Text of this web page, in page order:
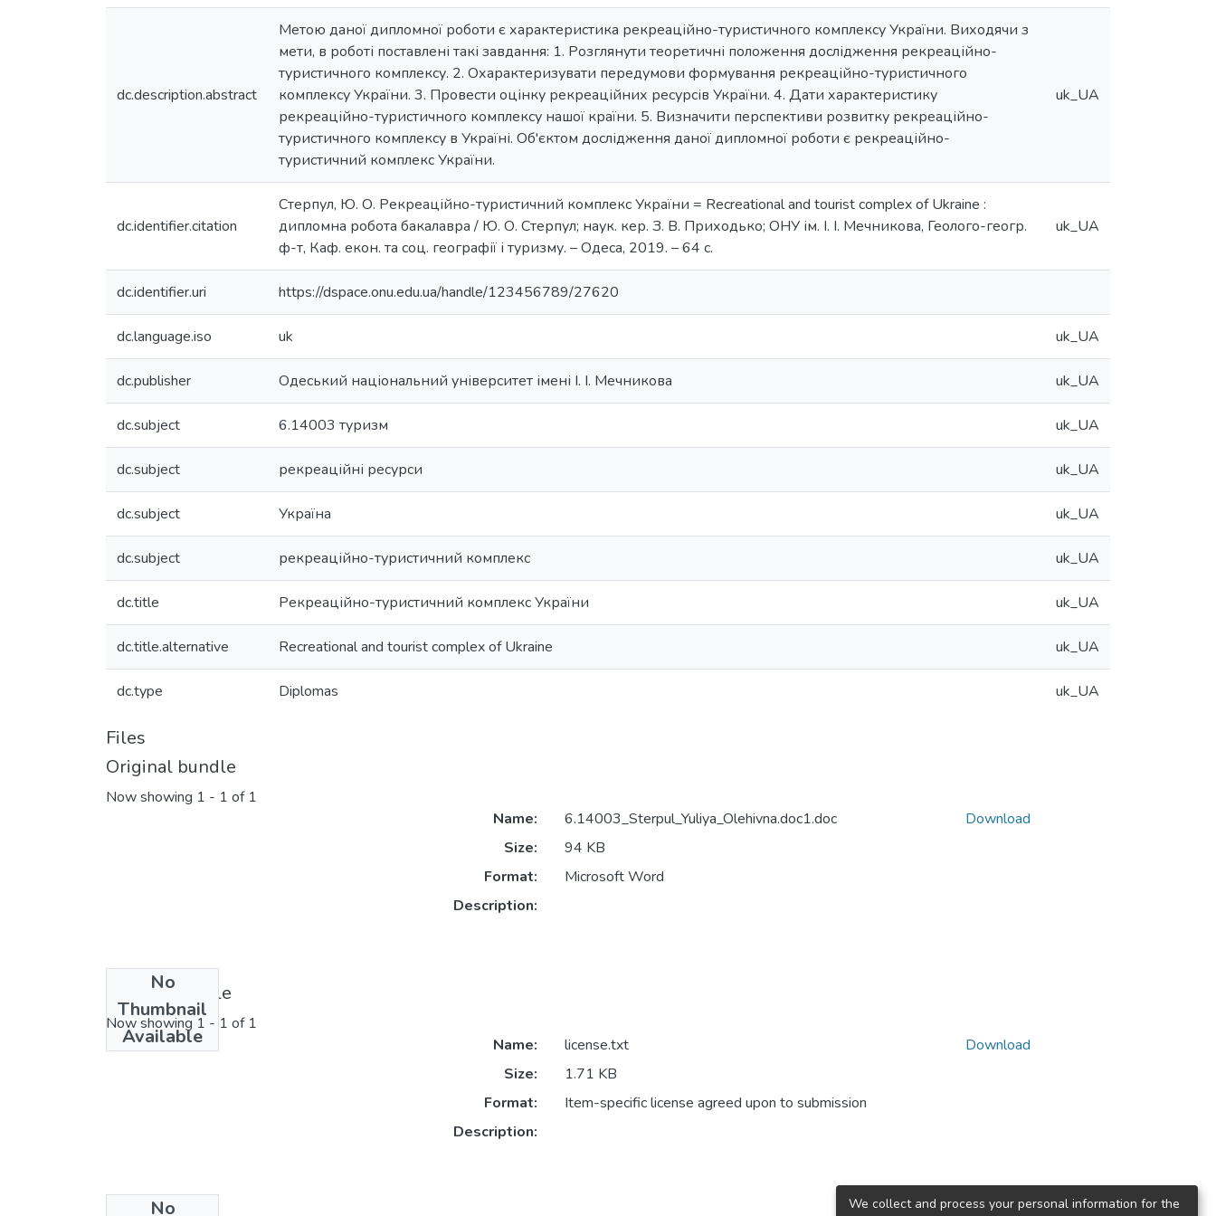
dc.description.abstract
Метою даної дипломної роботи є характеристика рекреаційно-туристичного комплексу України. Виходячи з
мети, в роботі поставлені такі завдання: 1. Розглянути теоретичні положення дослідження рекреаційно-
туристичного комплексу. 2. Охарактеризувати передумови формування рекреаційно-туристичного
комплексу України. 3. Провести оцінку рекреаційних ресурсів України. 4. Дати характеристику
рекреаційно-туристичного комплексу нашої країни. 5. Визначити перспективи розвитку рекреаційно-
туристичного комплексу в Україні. Об'єктом дослідження даної дипломної роботи є рекреаційно-
туристичний комплекс України.
uk_UA
dc.identifier.citation
Стерпул, Ю. О. Рекреаційно-туристичний комплекс України = Recreational and tourist complex of Ukraine :
дипломна робота бакалавра / Ю. О. Стерпул; наук. кер. З. В. Приходько; ОНУ ім. І. І. Мечникова, Геолого-геогр.
ф-т, Каф. екон. та соц. географії і туризму. – Одеса, 2019. – 64 с.
uk_UA
dc.identifier.uri https://dspace.onu.edu.ua/handle/123456789/27620
dc.language.iso uk uk_UA
dc.publisher Одеський національний університет імені І. І. Мечникова uk_UA
dc.subject 6.14003 туризм uk_UA
dc.subject рекреаційні ресурси uk_UA
dc.subject Україна uk_UA
dc.subject рекреаційно-туристичний комплекс uk_UA
dc.title Рекреаційно-туристичний комплекс України uk_UA
dc.title.alternative Recreational and tourist complex of Ukraine uk_UA
dc.type Diplomas uk_UA
Files
Original bundle
Now showing 1 - 1 of 1
No
Thumbnail
Available
Name:
6.14003_Sterpul_Yuliya_Olehivna.doc1.doc
Size:
94 KB
Format:
Microsoft Word
Description:
Download
License bundle
Now showing 1 - 1 of 1
No
Name:
license.txt
Size:
1.71 KB
Format:
Item-specific license agreed upon to submission
Description:
Download
We collect and process your personal information for the